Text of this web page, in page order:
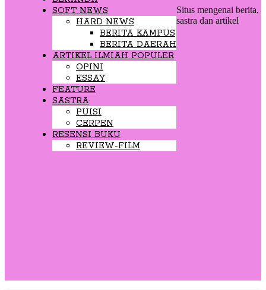
SOFT NEWS
HARD NEWS
BERITA KAMPUS
BERITA DAERAH
ARTIKEL ILMIAH POPULER
OPINI
ESSAY
FEATURE
SASTRA
PUISI
CERPEN
RESENSI BUKU
REVIEW-FILM
Situs mengenai berita,
sastra dan artikel